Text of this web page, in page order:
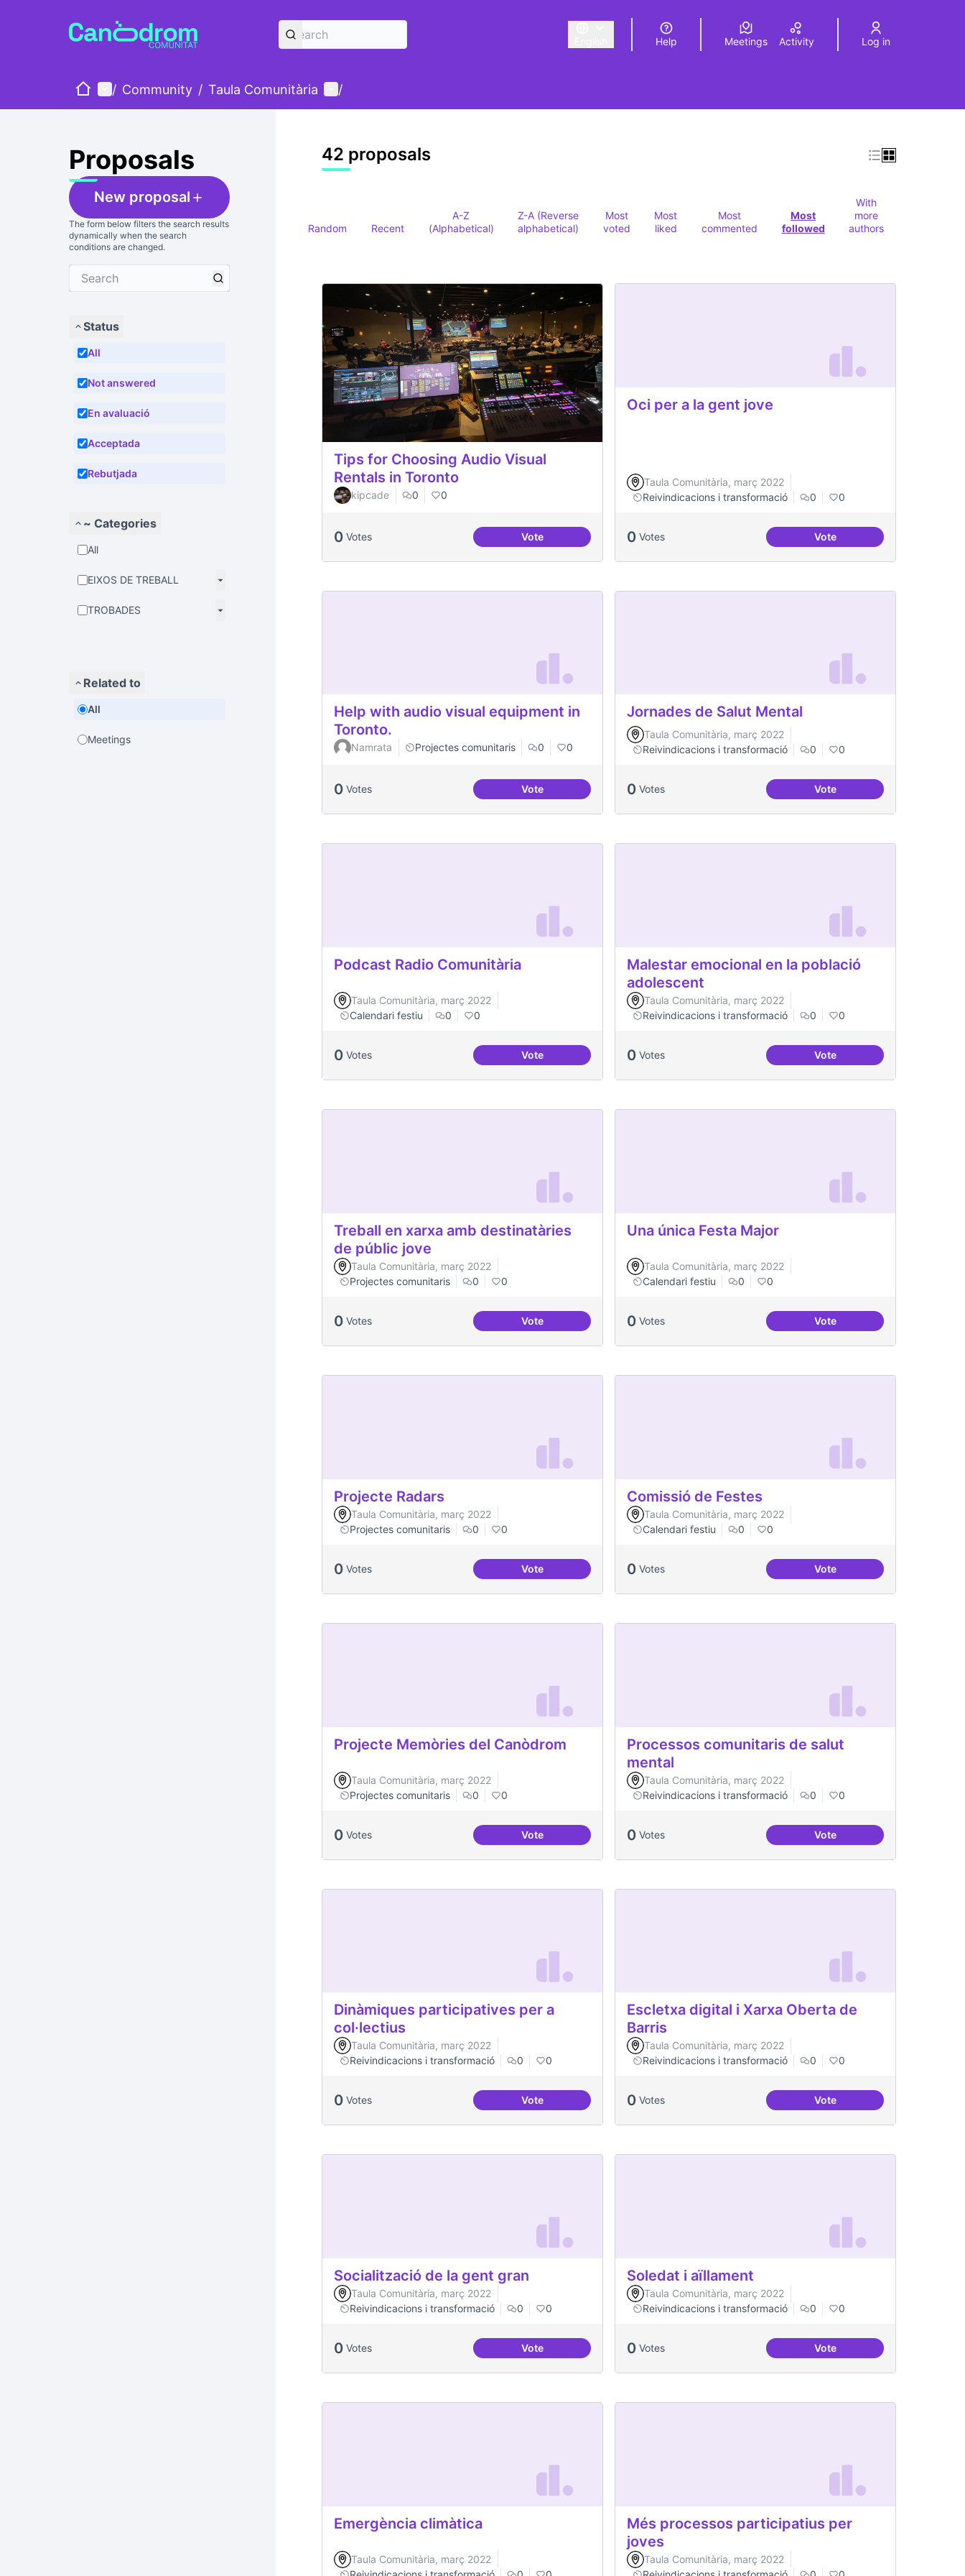
Triar la llengua Elegir el idiomaChoose language
Help Meetings Activity Log in
HomeMain menu
/ Community / Taula Comunitària User menu
/
Proposals
New proposal
The form below filters the search results
dynamically when the search
conditions are changed.
Status
All
Not answered
En avaluació
Acceptada
Rebutjada
~ Categories
All
EIXOS DE TREBALL
TROBADES
Related to
All
Meetings
42 proposals
Random Recent
A-Z
(Alphabetical)
Z-A (Reverse
alphabetical)
Most
voted
Most
liked
Most
commented
Most
followed
With
more
authors
Tips for Choosing Audio Visual
Rentals in Toronto
kipcade 0 0
0 Votes VoteTips for Choosing Audio Visual Rentals in Toronto
Oci per a la gent jove
Taula Comunitària, març 2022
Reivindicacions i transformació
0 0
0 Votes VoteOci per a la gent jove
Help with audio visual equipment in
Toronto.
Namrata Projectes comunitaris 0 0
0 Votes VoteHelp with audio visual equipment in Toronto.
Jornades de Salut Mental
Taula Comunitària, març 2022
Reivindicacions i transformació
0 0
0 Votes VoteJornades de Salut Mental
Podcast Radio Comunitària
Taula Comunitària, març 2022
Calendari festiu
0 0
0 Votes VotePodcast Radio Comunitària
Malestar emocional en la població
adolescent
Taula Comunitària, març 2022
Reivindicacions i transformació
0 0
0 Votes VoteMalestar emocional en la
Treball en xarxa amb destinatàries
de públic jove
Taula Comunitària, març 2022
Projectes comunitaris
0 0
0 Votes VoteTreball en xarxa amb destinatàries de públic jove
Una única Festa Major
Taula Comunitària, març 2022
Calendari festiu
0 0
0 Votes VoteUna única Festa Major
Projecte Radars
Taula Comunitària, març 2022
Projectes comunitaris
0 0
0 Votes VoteProjecte Radars
Comissió de Festes
Taula Comunitària, març 2022
Calendari festiu
0 0
0 Votes VoteComissió de Festes
Projecte Memòries del Canòdrom
Taula Comunitària, març 2022
Projectes comunitaris
0 0
0 Votes VoteProjecte Memòries del Canòdrom
Processos comunitaris de salut
mental
Taula Comunitària, març 2022
Reivindicacions i transformació
0 0
0 Votes VoteProcessos comunitaris de
Dinàmiques participatives per a
col·lectius
Taula Comunitària, març 2022
Reivindicacions i transformació
0 0
0 Votes VoteDinàmiques participatives per a col·lectius
Escletxa digital i Xarxa Oberta de
Barris
Taula Comunitària, març 2022
Reivindicacions i transformació
0 0
0 Votes VoteEscletxa digital i Xarxa
Socialització de la gent gran
Taula Comunitària, març 2022
Reivindicacions i transformació
0 0
0 Votes VoteSocialització de la gent gran
Soledat i aïllament
Taula Comunitària, març 2022
Reivindicacions i transformació
0 0
0 Votes VoteSoledat i aïllament
Emergència climàtica
Taula Comunitària, març 2022
Més processos participatius per
joves
Taula Comunitària, març 2022